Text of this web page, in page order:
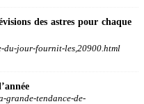
des astres pour chaque
du-jour-fournit-les,20900.html
grande-tendance-de-